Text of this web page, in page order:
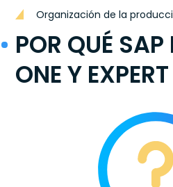
Organización de la
POR QUÉ SAP
ONE Y